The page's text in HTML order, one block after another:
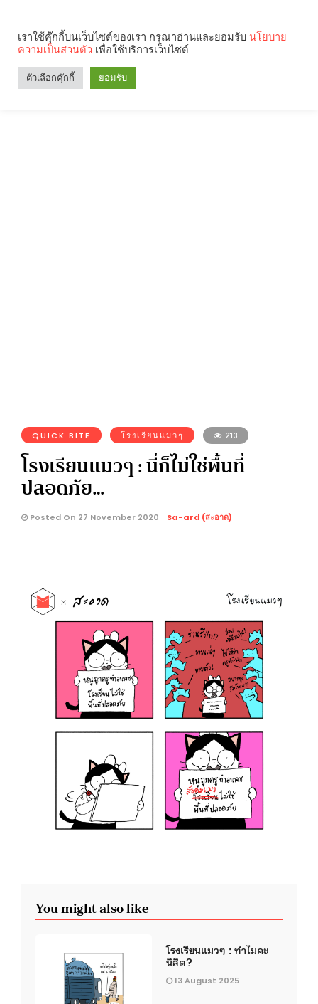
QUICK BITE โรงเรียนแมวๆ 213
โรงเรียนแมวๆ : นี่ก็ไม่ใช่พื้นที่
ปลอดภัย…
Posted On 27 November 2020 Sa-ard (สะอาด)
You might also like
โรงเรียนแมวๆ : ทำไมคะ
นิสิต?
13 August 2025
เราใช้คุ๊กกี้บนเว็บไซต์ของเรา กรุณาอ่านและยอมรับ นโยบาย
ความเป็นส่วนตัว เพื่อใช้บริการเว็บไซต์
ตัวเลือกคุ๊กกี้ ยอมรับ